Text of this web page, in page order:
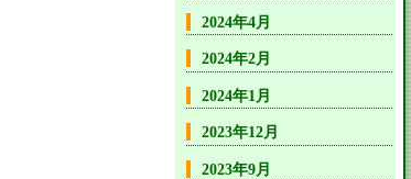
2024年4月
2024年2月
2024年1月
2023年12月
2023年9月